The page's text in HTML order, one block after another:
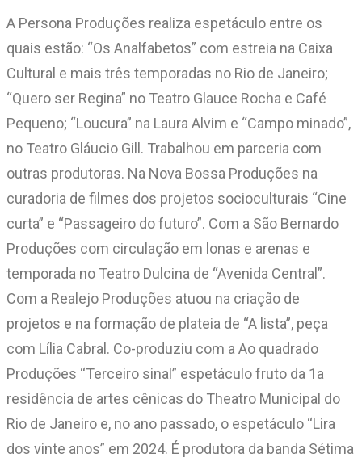
A Persona Produções realiza espetáculo entre os
quais estão: “Os Analfabetos” com estreia na Caixa
Cultural e mais três temporadas no Rio de Janeiro;
“Quero ser Regina” no Teatro Glauce Rocha e Café
Pequeno; “Loucura” na Laura Alvim e “Campo minado”,
no Teatro Gláucio Gill. Trabalhou em parceria com
outras produtoras. Na Nova Bossa Produções na
curadoria de filmes dos projetos socioculturais “Cine
curta” e “Passageiro do futuro”. Com a São Bernardo
Produções com circulação em lonas e arenas e
temporada no Teatro Dulcina de “Avenida Central”.
Com a Realejo Produções atuou na criação de
projetos e na formação de plateia de “A lista”, peça
com Lília Cabral. Co-produziu com a Ao quadrado
Produções “Terceiro sinal” espetáculo fruto da 1a
residência de artes cênicas do Theatro Municipal do
Rio de Janeiro e, no ano passado, o espetáculo “Lira
dos vinte anos” em 2024. É produtora da banda Sétima